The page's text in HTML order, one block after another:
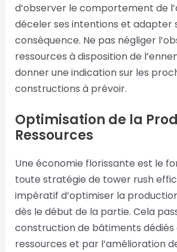
d’observer le comportement de
déceler ses intentions et adapter
conséquence. Ne pas négliger
ressources à disposition de
donner une indication sur les
constructions à prévoir.
Optimisation de la
Ressources
Une économie florissante est le
toute stratégie de tower rush
impératif d’optimiser la
dès le début de la partie. Cela
construction de bâtiments
ressources et par l’amélioration